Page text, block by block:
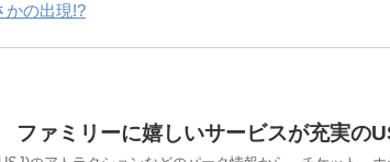
かの出現!?
ファミリーに嬉しいサービスが充実の